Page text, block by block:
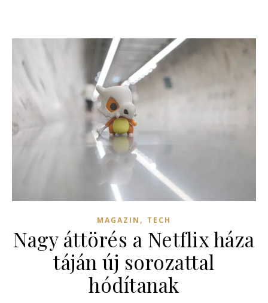
MAGAZIN , TECH
Nagy áttörés a Netflix háza
táján új sorozattal
hódítanak